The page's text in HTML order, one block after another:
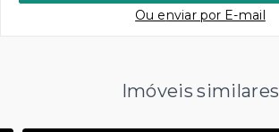
Ou enviar por E-mail
Imóveis similares